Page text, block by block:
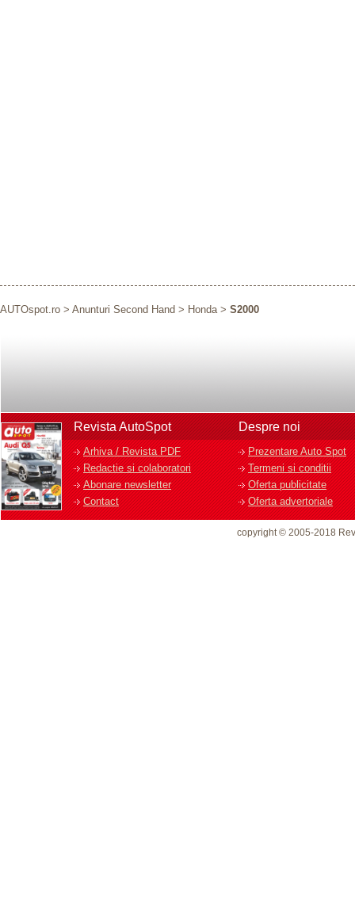
AUTOspot.ro > Anunturi Second Hand > Honda> S2000
Revista AutoSpot
Arhiva / Revista PDF
Redactie si colaboratori
Abonare newsletter
Contact
Despre noi
Prezentare Auto Spot
Termeni si conditii
Oferta publicitate
Oferta advertoriale
copyright © 2005-2018